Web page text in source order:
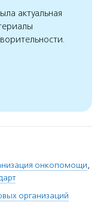
актуальная
онкопомощи,
организаций